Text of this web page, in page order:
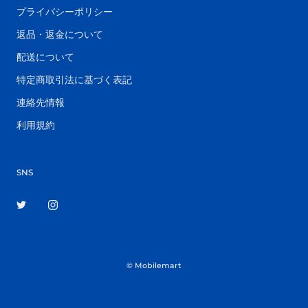
プライバシーポリシー
返品・返金について
配送について
特定商取引法に基づく表記
連絡先情報
利用規約
SNS
© Mobilemart